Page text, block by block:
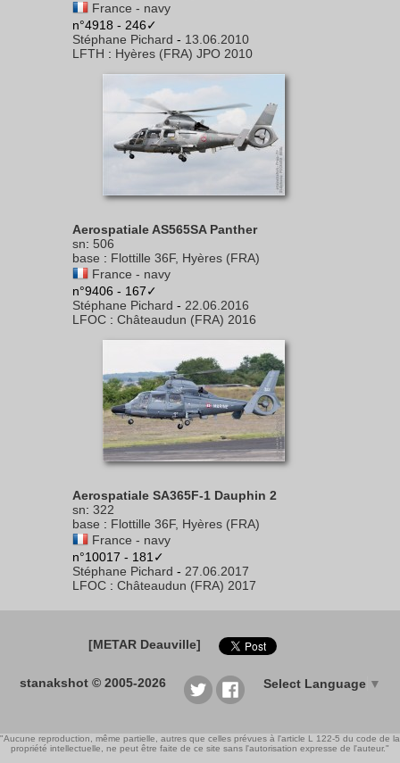
France - navy
n°4918 - 246✓
Stéphane Pichard - 13.06.2010
LFTH : Hyères (FRA) JPO 2010
Aerospatiale AS565SA Panther
sn: 506
base : Flottille 36F, Hyères (FRA)
France - navy
n°9406 - 167✓
Stéphane Pichard - 22.06.2016
LFOC : Châteaudun (FRA) 2016
Aerospatiale SA365F-1 Dauphin 2
sn: 322
base : Flottille 36F, Hyères (FRA)
France - navy
n°10017 - 181✓
Stéphane Pichard - 27.06.2017
LFOC : Châteaudun (FRA) 2017
[METAR Deauville]
stanakshot © 2005-2026 Select Language ▼
"Aucune reproduction, même partielle, autres que celles prévues à l'article L 122-5 du code de la
propriété intellectuelle, ne peut être faite de ce site sans l'autorisation expresse de l'auteur."